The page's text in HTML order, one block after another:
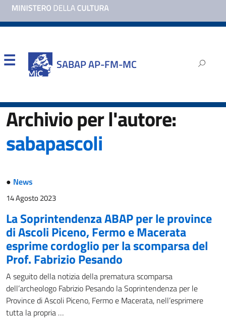
SABAP AP-FM-MC
Archivio per l'autore:
sabapascoli
● News
14 Agosto 2023
La Soprintendenza ABAP per le province
di Ascoli Piceno, Fermo e Macerata
esprime cordoglio per la scomparsa del
Prof. Fabrizio Pesando
A seguito della notizia della prematura scomparsa
dell’archeologo Fabrizio Pesando la Soprintendenza per le
Province di Ascoli Piceno, Fermo e Macerata, nell’esprimere
tutta la propria …